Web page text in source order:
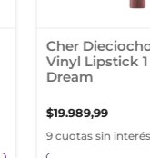
Cher
Vinyl Lipstick
Dream
$19.989,99
9 cuotas sin interés